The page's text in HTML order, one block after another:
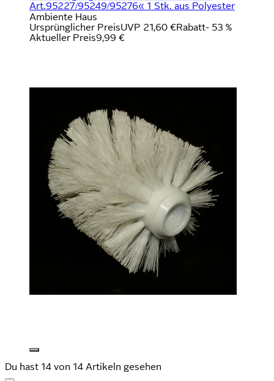
Art.95227/95249/95276« 1 Stk. aus Polyester
Ambiente Haus
Ursprünglicher PreisUVP 21,60 €Rabatt- 53 %
Aktueller Preis9,99 €
Du hast 14 von 14 Artikeln gesehen